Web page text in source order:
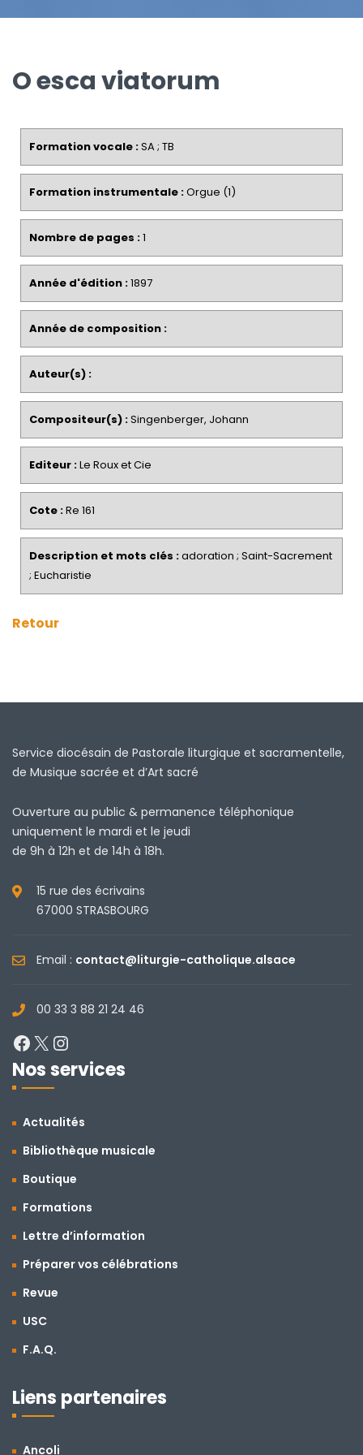
O esca viatorum
Formation vocale :SA ; TB
Formation instrumentale :Orgue (1)
Nombre de pages :1
Année d'édition :1897
Année de composition :
Auteur(s) :
Compositeur(s) :Singenberger, Johann
Editeur :Le Roux et Cie
Cote :Re 161
Description et mots clés :adoration ; Saint-Sacrement
; Eucharistie
Retour
Service diocésain de Pastorale liturgique et sacramentelle,
de Musique sacrée et d’Art sacré
Ouverture au public & permanence téléphonique
uniquement le mardi et le jeudi
de 9h à 12h et de 14h à 18h.
15 rue des écrivains
67000 STRASBOURG
Email : contact@liturgie-catholique.alsace
00 33 3 88 21 24 46
Facebook
X
Nos services
Actualités
Bibliothèque musicale
Boutique
Formations
Lettre d’information
Préparer vos célébrations
Revue
USC
F.A.Q.
Liens partenaires
Ancoli